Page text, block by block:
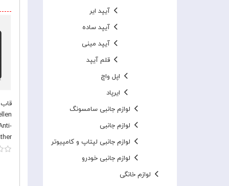
آیپد ایر
آیپد ساده
آیپد مینی
قلم آیپد
اپل واچ
ایرپاد
لوازم جانبی سامسونگ
لوازم جانبی
لوازم جانبی لپتاپ و کامپیوتر
لوازم جانبی خودرو
لوازم خانگی